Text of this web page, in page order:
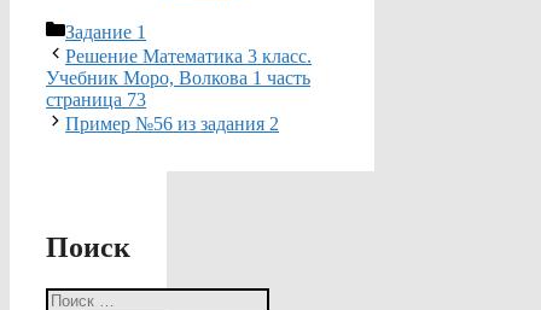
Рубрики
Задание 1
Решение Математика 3 класс.
Учебник Моро, Волкова 1 часть
страница 73
Пример №56 из задания 2
Поиск
Поиск: